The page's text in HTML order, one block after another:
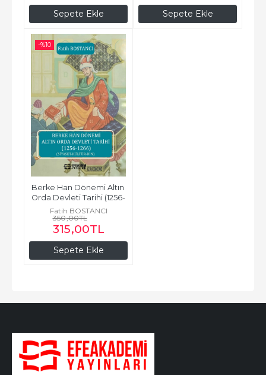
Sepete Ekle Sepete Ekle
-%10
Sepete Ekle
Berke Han Dönemi Altın
Orda Devleti Tarihi (1256-
1266) (Siyaset-Kültür-Din)
Fatih BOSTANCI
350,00TL
315,00TL